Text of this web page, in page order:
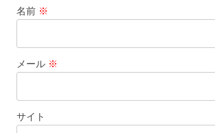
名前 ※
メール ※
サイト